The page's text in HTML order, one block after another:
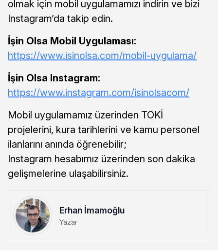
olmak için mobil uygulamamızı indirin ve bizi
Instagram’da takip edin.
İşin Olsa Mobil Uygulaması:
https://www.isinolsa.com/mobil-uygulama/
İşin Olsa Instagram:
https://www.instagram.com/isinolsacom/
Mobil uygulamamız üzerinden TOKİ
projelerini, kura tarihlerini ve kamu personel
ilanlarını anında öğrenebilir;
Instagram hesabımız üzerinden son dakika
gelişmelerine ulaşabilirsiniz.
Erhan İmamoğlu
Yazar